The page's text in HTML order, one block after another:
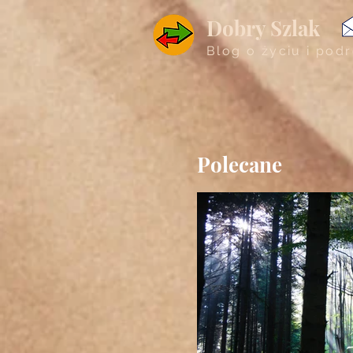
Dobry Szlak
Blog o życiu i
Polecane